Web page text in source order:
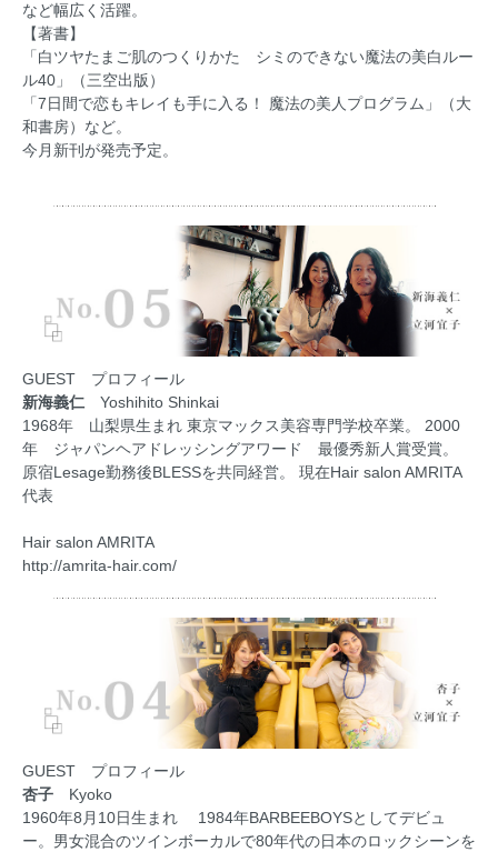
など幅広く活躍。
【著書】
「白ツヤたまご肌のつくりかた シミのできない魔法の美白ルー
ル40」（三空出版）
「7日間で恋もキレイも手に入る！ 魔法の美人プログラム」（大
和書房）など。
今月新刊が発売予定。
GUEST プロフィール
新海義仁 Yoshihito Shinkai
1968年 山梨県生まれ 東京マックス美容専門学校卒業。 2000
年 ジャパンヘアドレッシングアワード 最優秀新人賞受賞。
原宿Lesage勤務後BLESSを共同経営。 現在Hair salon AMRITA
代表
Hair salon AMRITA
http://amrita-hair.com/
GUEST プロフィール
杏子 Kyoko
1960年8月10日生まれ 1984年BARBEEBOYSとしてデビュ
ー。男女混合のツインボーカルで80年代の日本のロックシーンを